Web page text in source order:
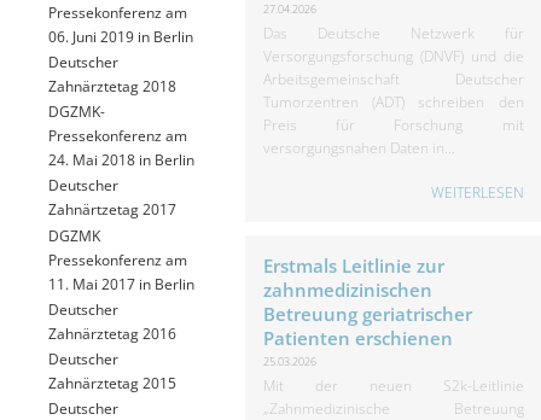
Pressekonferenz am
06. Juni 2019 in Berlin
Deutscher
Zahnärztetag 2018
DGZMK-
Pressekonferenz am
24. Mai 2018 in Berlin
Deutscher
Zahnärtzetag 2017
DGZMK
Pressekonferenz am
11. Mai 2017 in Berlin
Deutscher
Zahnärztetag 2016
Deutscher
Zahnärztetag 2015
Deutscher
27.04.2026
Das Deutsche Netzwerk für
Versorgungsforschung (DNVF) und die
Arbeitsgemeinschaft Deutscher
Tumorzentren (ADT) schreiben den
Preis für Forschung mit
versorgungsnahen Daten in...
WEITERLESEN
Erstmals Leitlinie zur
zahnmedizinischen
Betreuung geriatrischer
Patienten erschienen
25.03.2026
Mit der neuen S2k-Leitlinie
„Zahnmedizinische Betreuung